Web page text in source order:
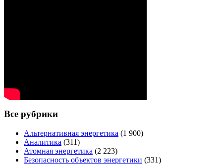
Все рубрики
Альтернативная энергетика (1 900)
Аналитика (311)
Атомная энергетика (2 223)
Безопасность объектов энергетики (331)